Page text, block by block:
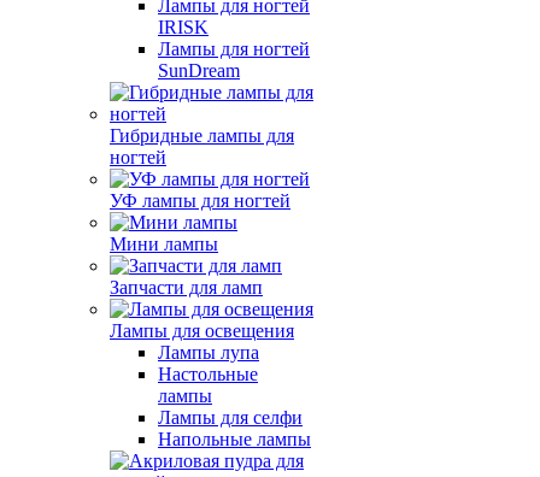
Лампы для ногтей
IRISK
Лампы для ногтей
SunDream
Гибридные лампы для
ногтей
УФ лампы для ногтей
Мини лампы
Запчасти для ламп
Лампы для освещения
Лампы лупа
Настольные
лампы
Лампы для селфи
Напольные лампы